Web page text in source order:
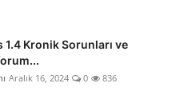
1.4 Kronik Sorunları ve
Aralık 16, 2024 0 836